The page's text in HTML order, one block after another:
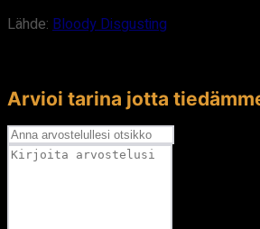
Lähde: Bloody Disgusting
Arvioi tarina jotta